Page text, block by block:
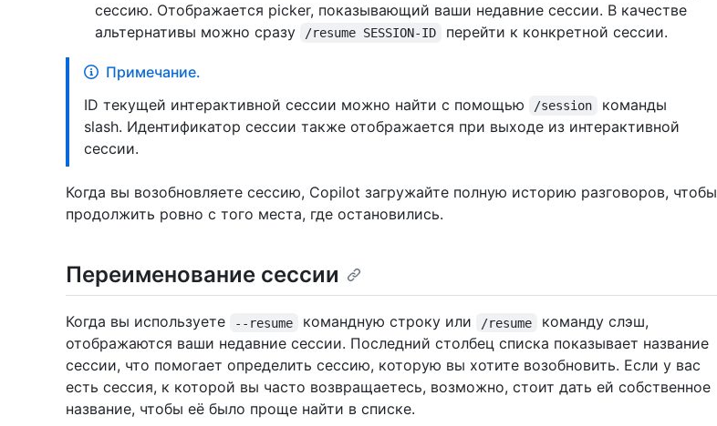
сессию. Отображается picker, показывающий ваши недавние сессии. В качестве
альтернативы можно сразу
/resume SESSION-ID перейти к конкретной сессии.
Примечание.
ID текущей интерактивной сессии можно найти с помощью
/session
команды
slash. Идентификатор сессии также отображается при выходе из интерактивной
сессии.
Когда вы возобновляете сессию, Copilot загружайте полную историю разговоров, чтобы
продолжить ровно с того места, где остановились.
Переименование сессии
Когда вы используете --resume командную строку или /resume
команду слэш,
отображаются ваши недавние сессии. Последний столбец списка показывает название
сессии, что помогает определить сессию, которую вы хотите возобновить. Если у вас
есть сессия, к которой вы часто возвращаетесь, возможно, стоит дать ей собственное
название, чтобы её было проще найти в списке.